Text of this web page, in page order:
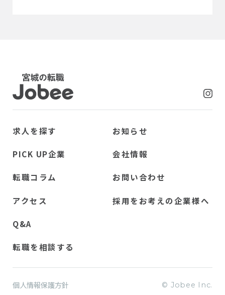
求人を探す
PICK UP企業
転職コラム
アクセス
Q&A
転職を相談する
お知らせ
会社情報
お問い合わせ
採用をお考えの企業様へ
個人情報保護方針 © Jobee Inc.